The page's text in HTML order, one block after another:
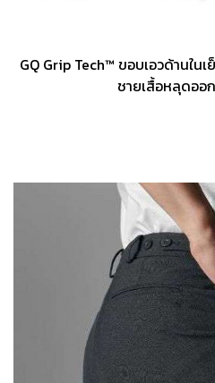
GQ Grip Tech™ ขอบเอวด้านใ
ชายเสื้อหลุดออ